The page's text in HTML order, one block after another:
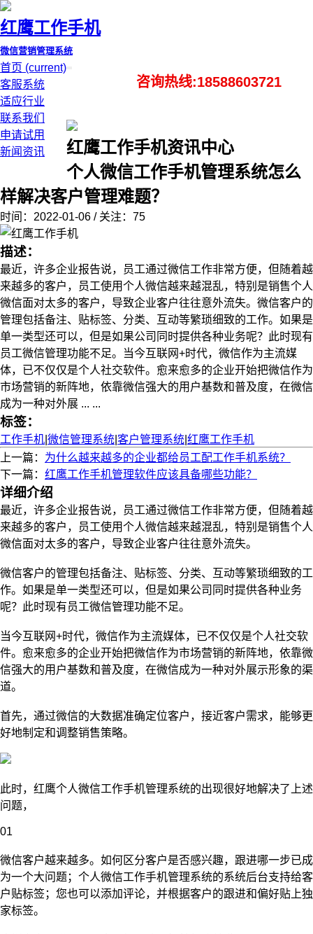
红鹰工作手机
微信营销管理系统
首页 (current)
客服系统
适应行业
联系我们
申请试用
新闻资讯
咨询热线:18588603721
红鹰工作手机资讯中心
个人微信工作手机管理系统怎么
样解决客户管理难题？
时间：2022-01-06 / 关注：75
描述：
最近，许多企业报告说，员工通过微信工作非常方便，但随着越
来越多的客户，员工使用个人微信越来越混乱，特别是销售个人
微信面对太多的客户，导致企业客户往往意外流失。微信客户的
管理包括备注、贴标签、分类、互动等繁琐细致的工作。如果是
单一类型还可以，但是如果公司同时提供各种业务呢？此时现有
员工微信管理功能不足。当今互联网+时代，微信作为主流媒
体，已不仅仅是个人社交软件。愈来愈多的企业开始把微信作为
市场营销的新阵地，依靠微信强大的用户基数和普及度，在微信
成为一种对外展 ... ...
标签：
工作手机 微信管理系统 客户管理系统 红鹰工作手机
上一篇： 为什么越来越多的企业都给员工配工作手机系统？
下一篇： 红鹰工作手机管理软件应该具备哪些功能？
详细介绍
最近，许多企业报告说，员工通过微信工作非常方便，但随着越
来越多的客户，员工使用个人微信越来越混乱，特别是销售个人
微信面对太多的客户，导致企业客户往往意外流失。
微信客户的管理包括备注、贴标签、分类、互动等繁琐细致的工
作。如果是单一类型还可以，但是如果公司同时提供各种业务
呢？此时现有员工微信管理功能不足。
当今互联网+时代，微信作为主流媒体，已不仅仅是个人社交软
件。愈来愈多的企业开始把微信作为市场营销的新阵地，依靠微
信强大的用户基数和普及度，在微信成为一种对外展示形象的渠
道。
首先，通过微信的大数据准确定位客户，接近客户需求，能够更
好地制定和调整销售策略。
此时，红鹰个人微信工作手机管理系统的出现很好地解决了上述
问题，
01
微信客户越来越多。如何区分客户是否感兴趣，跟进哪一步已成
为一个大问题；个人微信工作手机管理系统的系统后台支持给客
户贴标签；您也可以添加评论，并根据客户的跟进和偏好贴上独
家标签。